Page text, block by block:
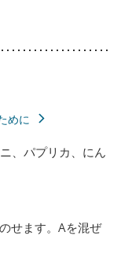
めに
、パプリカ、にん
せます。Aを混ぜ